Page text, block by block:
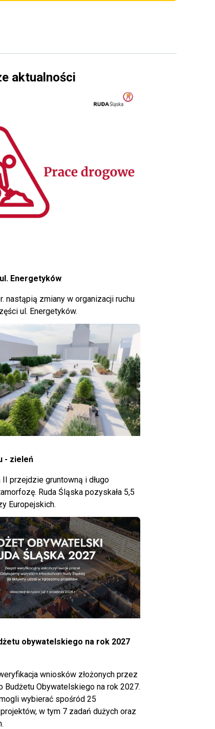
aktualności
Energetyków
nastąpią zmiany w organizacji ruchu
ul. Energetyków.
- zieleń
II przejdzie gruntowną i długo
Ruda Śląska pozyskała 5,5
Europejskich.
obywatelskiego na rok 2027
wniosków złożonych przez
Budżetu Obywatelskiego na rok 2027.
wybierać spośród 25
w tym 7 zadań dużych oraz